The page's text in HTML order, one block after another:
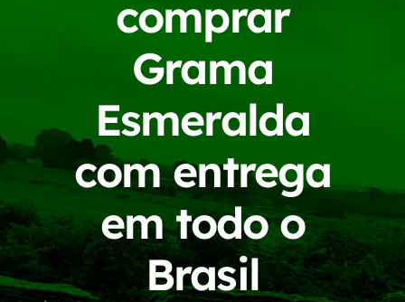
comprar
Grama
Esmeralda
com entrega
em todo o
Brasil